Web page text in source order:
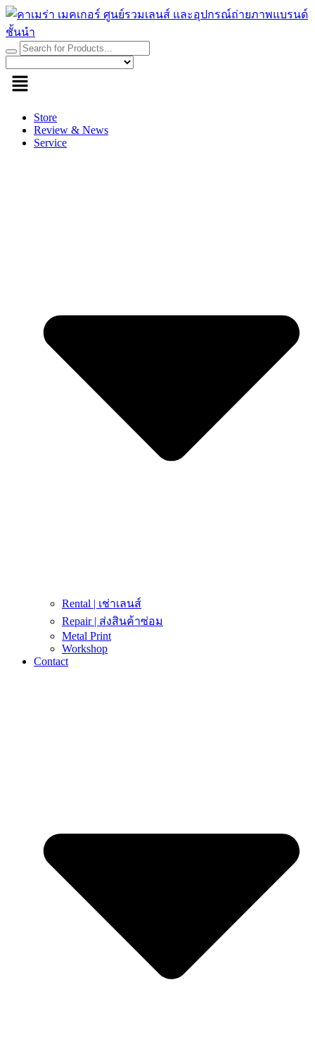
Skip
to
content
Store
Review & News
Service
Rental | เช่าเลนส์
Repair | ส่งสินค้าซ่อม
Metal Print
Workshop
Contact